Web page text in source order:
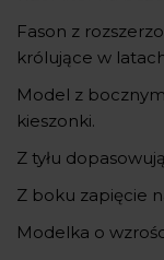
Fason z
królujące w
Model z
kieszonki.
Z tyłu
Z boku zapięcie
Modelka o